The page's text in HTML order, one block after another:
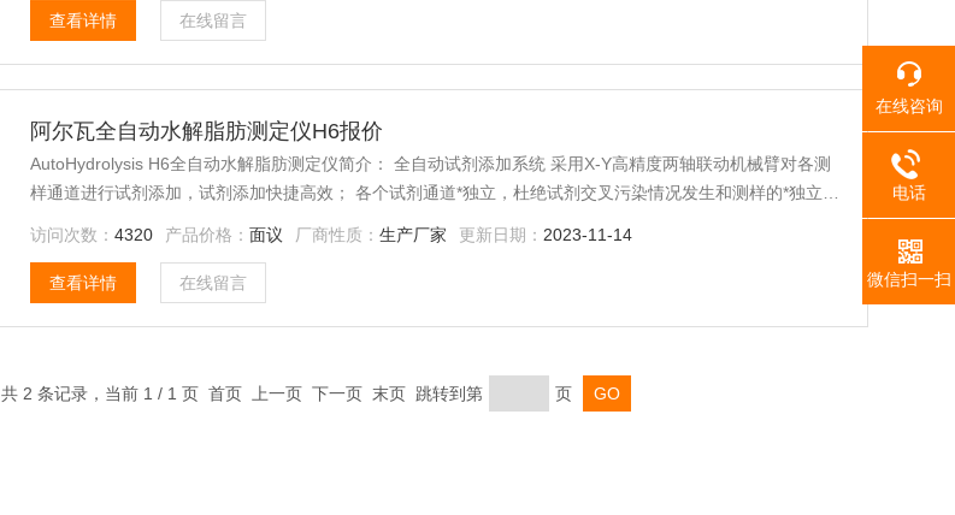
查看详情 在线留言
阿尔瓦全自动水解脂肪测定仪H6报价
AutoHydrolysis H6全自动水解脂肪测定仪简介： 全自动试剂添加系统 采用X-Y高精度两轴联动机械臂对各测
样通道进行试剂添加，试剂添加快捷高效； 各个试剂通道*独立，杜绝试剂交叉污染情况发生和测样的*独立
访问次数：4320 产品价格：面议 厂商性质：生产厂家 更新日期： 2023-11-14
查看详情 在线留言
共 2 条记录，当前 1 / 1 页 首页 上一页 下一页 末页 跳转到第 页
在线咨询
电话
微信扫一扫